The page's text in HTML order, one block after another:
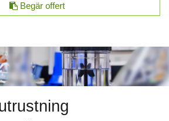
Begär offert